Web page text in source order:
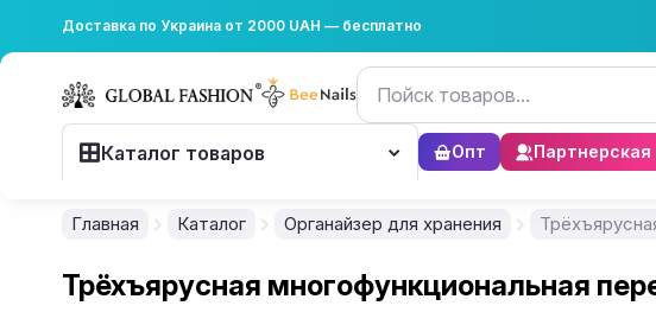
Доставка по Украина от 2000 UAH — бесплатно
Каталог товаров Опт
Главная Каталог Органайзер для хранения
Трёхъярусная многофункциональная